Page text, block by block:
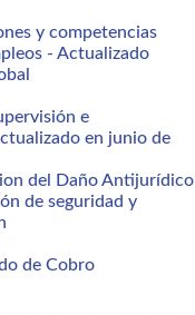
y competencias
- Actualizado
e
en junio de
del Daño Antijurídico
de seguridad y
de Cobro